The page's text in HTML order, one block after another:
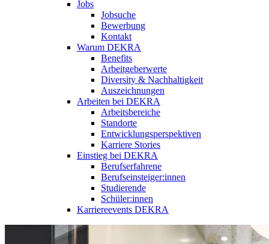
Jobs
Jobsuche
Bewerbung
Kontakt
Warum DEKRA
Benefits
Arbeitgeberwerte
Diversity & Nachhaltigkeit
Auszeichnungen
Arbeiten bei DEKRA
Arbeitsbereiche
Standorte
Entwicklungsperspektiven
Karriere Stories
Einstieg bei DEKRA
Berufserfahrene
Berufseinsteiger:innen
Studierende
Schüler:innen
Karriereevents DEKRA